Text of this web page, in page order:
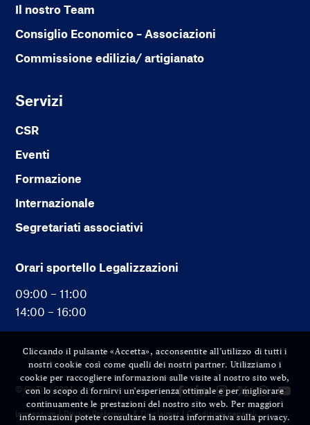
Il nostro Team
Consiglio Economico – Associazioni
Commissione edilizia/ artigianato
Servizi
CSR
Eventi
Formazione
Internazionale
Segretariati associativi
Orari sportello Legalizzazioni
09:00 – 11:00
14:00 – 16:00
© Cc-Ti — 2024
Impressum Privacy Preference & Disclaimer Condizioni generali
Cliccando il pulsante «Accetta», acconsentite all’utilizzo di tutti i
nostri cookie così come quelli dei nostri partner. Utilizziamo i
cookie per raccogliere informazioni sulle visite al nostro sito web,
con lo scopo di fornirvi un'esperienza ottimale e per migliorare
continuamente le prestazioni del nostro sito web. Per maggiori
informazioni potete consultare la nostra informativa sulla privacy.